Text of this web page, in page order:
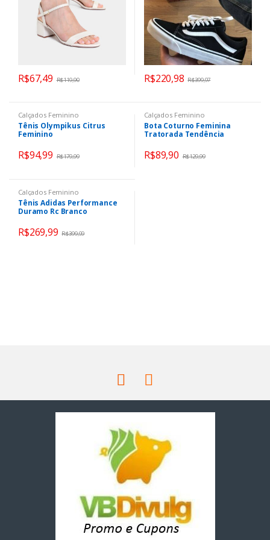
R$67,49 R$119,90 R$220,98 R$399,97
Calçados Feminino
Tênis Olympikus Citrus
Feminino
R$94,99 R$179,99
Calçados Feminino
Bota Coturno Feminina
Tratorada Tendência
R$89,90 R$129,99
Calçados Feminino
Tênis Adidas Performance
Duramo Rc Branco
R$269,99 R$399,99